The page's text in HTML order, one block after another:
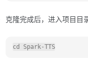
克隆完成后，进入项目目